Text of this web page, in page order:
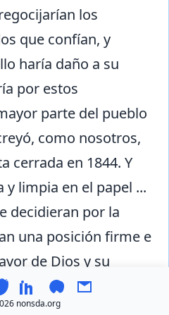
los
que confían, y
haría daño a su
por estos
parte del pueblo
como nosotros,
cerrada en 1844. Y
limpia en el papel ...
decidieran por la
una posición firme e
de Dios y su
nonsda.org